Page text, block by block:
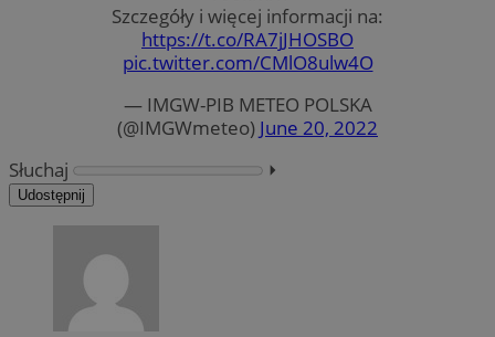
Szczegóły i więcej informacji na:
https://t.co/RA7jJHOSBO
pic.twitter.com/CMlO8ulw4O
— IMGW-PIB METEO POLSKA
(@IMGWmeteo) June 20, 2022
Słuchaj
⏵︎
Udostępnij